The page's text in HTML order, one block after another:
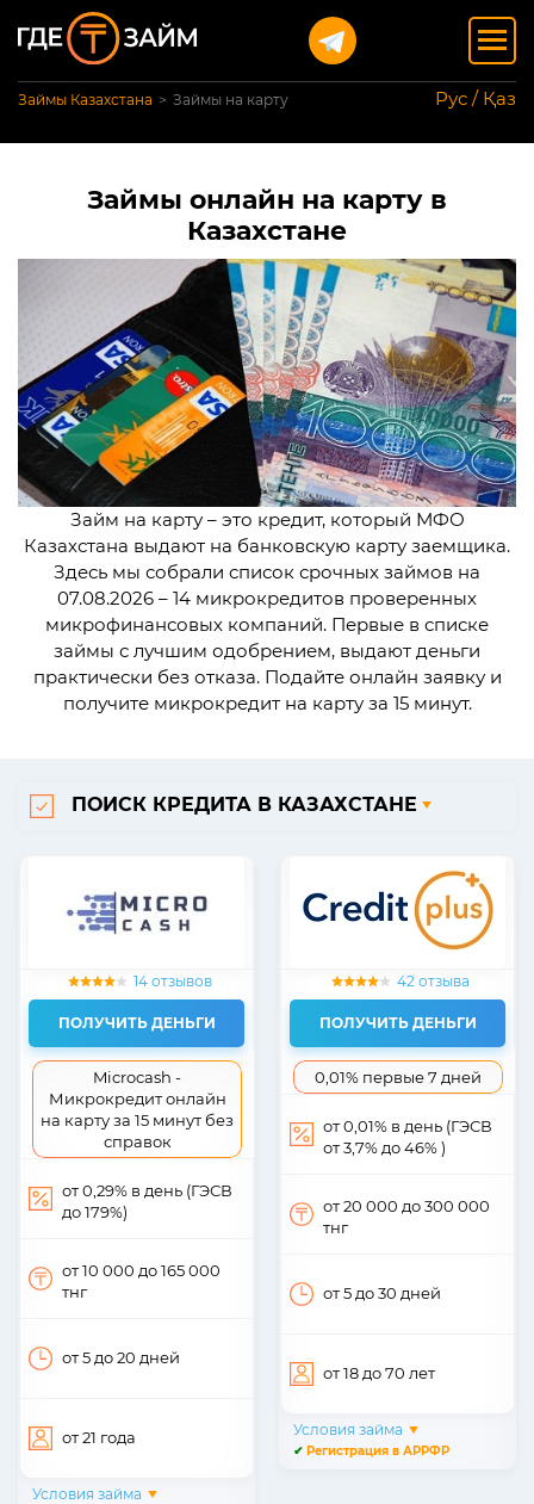
Займы Казахстана Займы на карту Рус / Қаз
Займы онлайн на карту в
Казахстане
Займ на карту – это кредит, который МФО
Казахстана выдают на банковскую карту заемщика.
Здесь мы собрали список срочных займов на
07.08.2026 – 14 микрокредитов проверенных
микрофинансовых компаний. Первые в списке
займы с лучшим одобрением, выдают деньги
практически без отказа. Подайте онлайн заявку и
получите микрокредит на карту за 15 минут.
ПОИСК КРЕДИТА В КАЗАХСТАНЕ
14 отзывов
ПОЛУЧИТЬ ДЕНЬГИ
Microcash -
Микрокредит онлайн
на карту за 15 минут без
справок
от 0,29% в день (ГЭСВ
до 179%)
от 10 000 до 165 000
тнг
от 5до 20 дней
от 21 года
Условия займа
42 отзыва
ПОЛУЧИТЬ ДЕНЬГИ
0,01% первые 7 дней
от 0,01% в день (ГЭСВ
от 3,7% до 46% )
от 20 000 до 300 000
тнг
от 5до 30 дней
от 18до 70 лет
Условия займа
✔ Регистрация в АРРФР